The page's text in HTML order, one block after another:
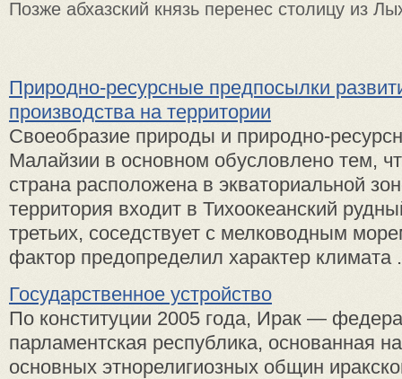
Позже абхазский князь перенес столицу из
Природно-ресурсные предпосылки
производства на территории
Своеобразие природы и природно-
Малайзии в основном обусловлено тем,
страна расположена в экваториальной
территория входит в Тихоокеанский
третьих, соседствует с мелководным
фактор предопределил характер климата
Государственное устройство
По конституции 2005 года, Ирак —
парламентская республика, основанная
основных этнорелигиозных общин